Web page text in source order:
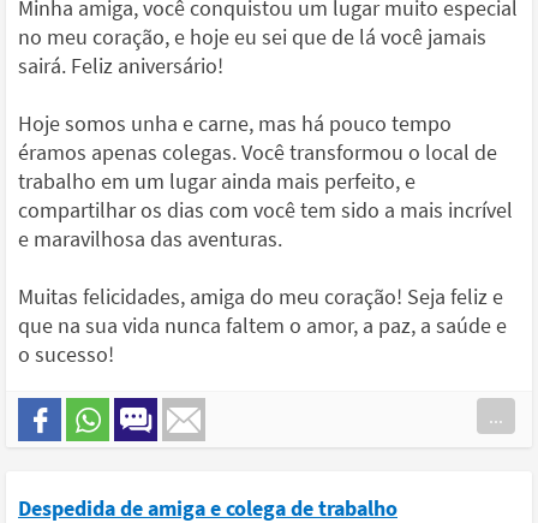
Minha amiga, você conquistou um lugar muito especial
no meu coração, e hoje eu sei que de lá você jamais
sairá. Feliz aniversário!
Hoje somos unha e carne, mas há pouco tempo
éramos apenas colegas. Você transformou o local de
trabalho em um lugar ainda mais perfeito, e
compartilhar os dias com você tem sido a mais incrível
e maravilhosa das aventuras.
Muitas felicidades, amiga do meu coração! Seja feliz e
que na sua vida nunca faltem o amor, a paz, a saúde e
o sucesso!
...
Despedida de amiga e colega de trabalho